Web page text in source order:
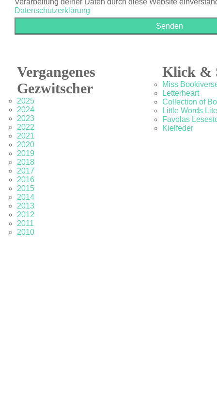
Verarbeitung deiner Daten durch diese Website
Datenschutzerklärung
Vergangenes
Gezwitscher
2025
2024
2023
2022
2021
2020
2019
2018
2017
2016
2015
2014
2013
2012
2011
2010
Klick &
Miss
Letterheart
Collection of
Little Words
Favolas
Kielfeder